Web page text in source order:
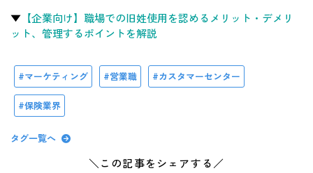
▼ 【企業向け】職場での旧姓使用を認めるメリット・デメリ
ット、管理するポイントを解説
マーケティング 営業職 カスタマーセンター
保険業界
タグ一覧へ
＼この記事をシェアする／